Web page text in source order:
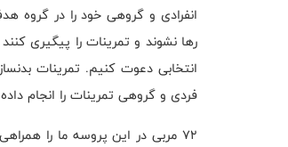
انفرادی و گروهی خود را در گروه
رها نشوند و تمرینات را پیگیری
انتخابی دعوت کنیم. تمرینات
فردی و گروهی تمرینات را انجام داده